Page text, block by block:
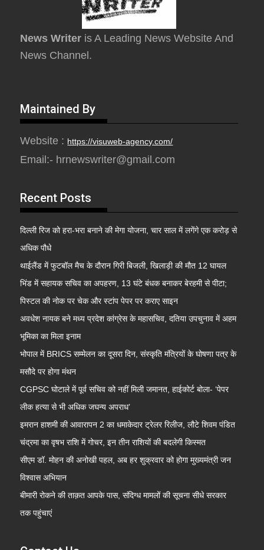
News Writer is A Leading News Website And
News Channel.
Maintained By
Website : https://visuweb-agency.com/
Email:- hrnewswriter@gmail.com
Recent Posts
दिल्ली रिज को हरा-भरा बनाने की मेगा योजना, चार साल में लगेंगे एक करोड़ से
अधिक पौधे
थाईलैंड में फुटबॉल मैच के दौरान गिरी बिजली, खिलाड़ी की मौत 12 घायल
भिंड में सहायक सचिव का अपहरण, 13 घंटे बंधक बनाकर बेरहमी से पीटा;
पिस्टल की नोक पर चेक और स्टांप पेपर पर कराए साइन
अवधेश नायक बने मध्य प्रदेश कांग्रेस के महासचिव, दतिया उपचुनाव में अहम
भूमिका का मिला इनाम
भोपाल में BRICS सम्मेलन का दूसरा दिन, संस्कृति मंत्रियों के घोषणा पत्र के
मसौदे पर होगा मंथन
CGPSC घोटाले में पूर्व सचिव को नहीं मिली जमानत, हाईकोर्ट बोला- ‘पेपर
लीक हत्या से भी अधिक जघन्य अपराध’
इमरान हाशमी की आवारापन 2 का धमाकेदार ट्रेलर रिलीज, लौटे शिवम पंडित
चंद्रमा का वृषभ राशि में गोचर, इन तीन राशियों की बदलेगी किस्मत
सीएम डॉ. मोहन की अनोखी पहल, अब हर शुक्रवार को होगा मुख्यमंत्री जन
विश्वास अभियान
बीमारी रोकने की ताक़त आपके पास, संदिग्ध मामलों की सूचना सीधे सरकार
तक पहुंचाएं